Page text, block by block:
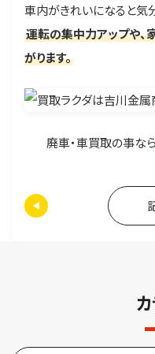
車内がきれいになると気
運転の集中力アップや、
がります。
廃車・車買取の事なら